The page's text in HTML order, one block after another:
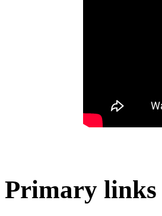
Primary links